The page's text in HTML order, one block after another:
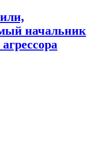
начальник